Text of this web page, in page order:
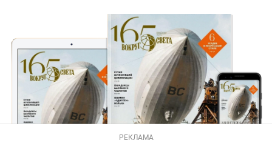
РЕКЛАМА